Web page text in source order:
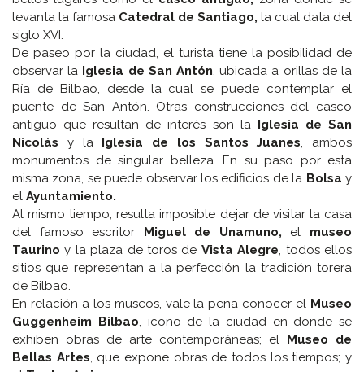
levanta la famosa Catedral de Santiago, la cual data del
siglo XVI.
De paseo por la ciudad, el turista tiene la posibilidad de
observar la Iglesia de San Antón, ubicada a orillas de la
Ría de Bilbao, desde la cual se puede contemplar el
puente de San Antón. Otras construcciones del casco
antiguo que resultan de interés son la Iglesia de San
Nicolás y la Iglesia de los Santos Juanes, ambos
monumentos de singular belleza. En su paso por esta
misma zona, se puede observar los edificios de la Bolsa y
el Ayuntamiento.
Al mismo tiempo, resulta imposible dejar de visitar la casa
del famoso escritor Miguel de Unamuno, el museo
Taurino y la plaza de toros de Vista Alegre, todos ellos
sitios que representan a la perfección la tradición torera
de Bilbao.
En relación a los museos, vale la pena conocer el Museo
Guggenheim Bilbao, icono de la ciudad en donde se
exhiben obras de arte contemporáneas; el Museo de
Bellas Artes, que expone obras de todos los tiempos; y